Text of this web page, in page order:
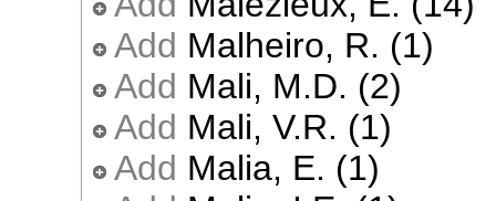
Add Malheiro, R. (1)
Add Mali, M.D. (2)
Add Mali, V.R. (1)
Add Malia, E. (1)